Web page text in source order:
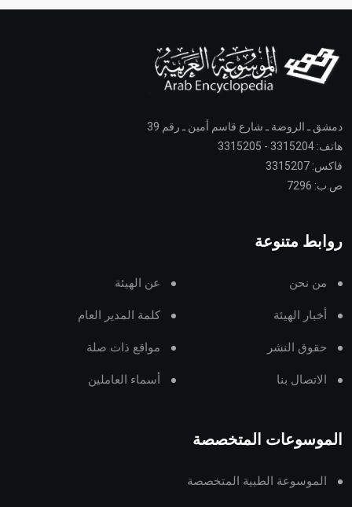
دمشق ـ الروضة ـ شارع قاسم أمين ـ رقم 39
هاتف: 3315204 - 3315205
فاكس: 3315207
ص.ب: 7296
روابط متنوعة
من نحن عن الهيئة
أخبار الهيئة كلمة المدير العام
حقوق النشر مواقع ذات صلة
الاتصال بنا أسماء العاملين
الموسوعات المتخصصة
الموسوعة الطبية المتخصصة